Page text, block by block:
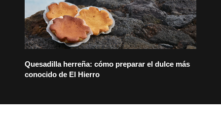
Quesadilla herreña: cómo preparar el dulce más
conocido de El Hierro